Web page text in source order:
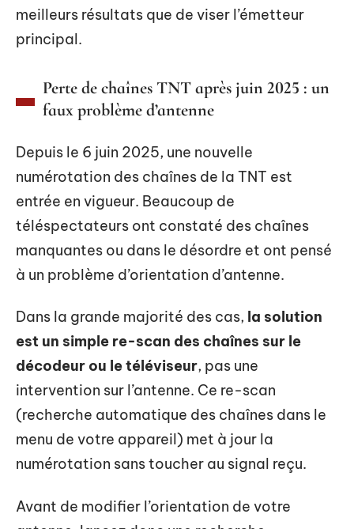
meilleurs résultats que de viser l’émetteur
principal.
Perte de chaînes TNT après juin 2025 : un
faux problème d’antenne
Depuis le 6 juin 2025, une nouvelle
numérotation des chaînes de la TNT est
entrée en vigueur. Beaucoup de
téléspectateurs ont constaté des chaînes
manquantes ou dans le désordre et ont pensé
à un problème d’orientation d’antenne.
Dans la grande majorité des cas, la solution
est un simple re-scan des chaînes sur le
décodeur ou le téléviseur, pas une
intervention sur l’antenne. Ce re-scan
(recherche automatique des chaînes dans le
menu de votre appareil) met à jour la
numérotation sans toucher au signal reçu.
Avant de modifier l’orientation de votre